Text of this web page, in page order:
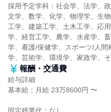
採用予定学科：社会学、法学、
文学、数学、化学、物理学、生
工学、建築工学、土木工学、応
学、経営工学、農学、水産学、
学、看護/保健学、スポーツ/人
学、芸術学、環境学、家政学、
報酬・交通費
給与詳細
基本給：月給 23万8600円 〜